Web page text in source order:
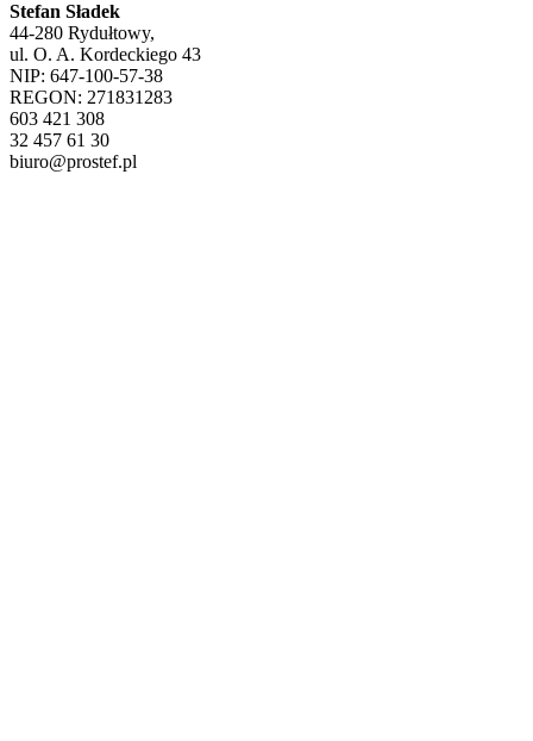
Stefan Sładek
44-280 Rydułtowy,
ul. O. A. Kordeckiego 43
NIP: 647-100-57-38
REGON: 271831283
603 421 308
32 457 61 30
biuro@prostef.pl